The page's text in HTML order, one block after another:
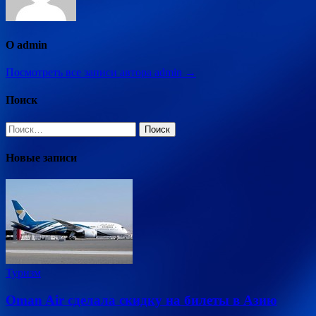
О admin
Посмотреть все записи автора admin →
Поиск
Найти:
Новые записи
Туризм
Oman Air сделала скидку на билеты в Азию